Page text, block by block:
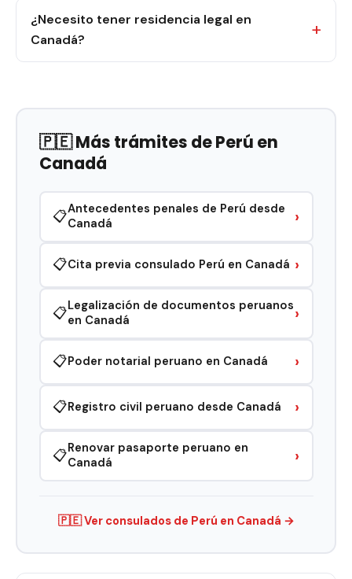
¿Necesito tener residencia legal en
Canadá?
🇵🇪 Más trámites de Perú en
Canadá
📋Antecedentes penales de Perú desde
Canadá
›
📋Cita previa consulado Perú en Canadá ›
📋Legalización de documentos peruanos
en Canadá
›
📋Poder notarial peruano en Canadá ›
📋Registro civil peruano desde Canadá ›
📋Renovar pasaporte peruano en
Canadá
›
🇵🇪 Ver consulados de Perú en Canadá →